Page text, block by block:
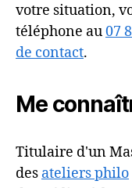
votre situation,
téléphone au07
de contact.
Me
Titulaire d'un
des ateliers philo